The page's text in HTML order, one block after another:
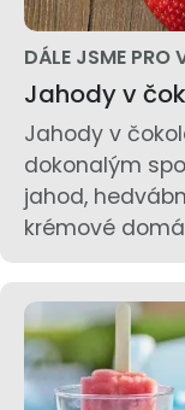
DÁLE JSME PRO
Jahody v
Jahody v
dokonalým
jahod,
krémové